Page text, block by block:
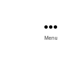
Menu